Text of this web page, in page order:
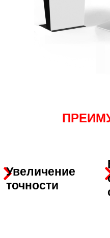
Увеличение
точности